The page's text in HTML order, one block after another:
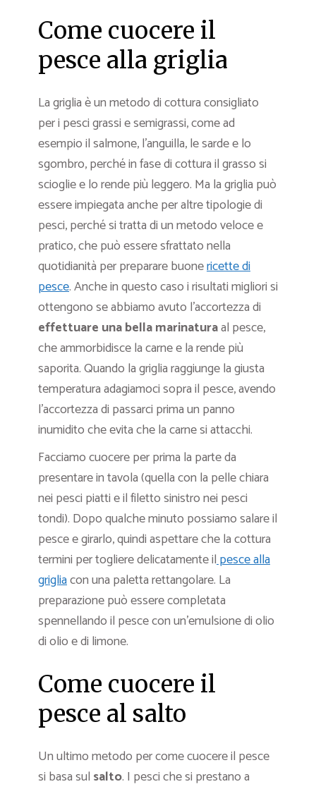
Come cuocere il
pesce alla griglia
La griglia è un metodo di cottura consigliato
per i pesci grassi e semigrassi, come ad
esempio il salmone, l’anguilla, le sarde e lo
sgombro, perché in fase di cottura il grasso si
scioglie e lo rende più leggero. Ma la griglia può
essere impiegata anche per altre tipologie di
pesci, perché si tratta di un metodo veloce e
pratico, che può essere sfrattato nella
quotidianità per preparare buonericette di
pesce. Anche in questo caso i risultati migliori si
ottengono se abbiamo avuto l’accortezza di
effettuare una bella marinaturaal pesce,
che ammorbidisce la carne e la rende più
saporita. Quando la griglia raggiunge la giusta
temperatura adagiamoci sopra il pesce, avendo
l’accortezza di passarci prima un panno
inumidito che evita che la carne si attacchi.
Facciamo cuocere per prima la parte da
presentare in tavola (quella con la pelle chiara
nei pesci piatti e il filetto sinistro nei pesci
tondi). Dopo qualche minuto possiamo salare il
pesce e girarlo, quindi aspettare che la cottura
termini per togliere delicatamente ilpesce alla
grigliacon una paletta rettangolare. La
preparazione può essere completata
spennellando il pesce con un’emulsione di olio
di olio e di limone.
Come cuocere il
pesce al salto
Un ultimo metodo per come cuocere il pesce
si basa sul salto. I pesci che si prestano a